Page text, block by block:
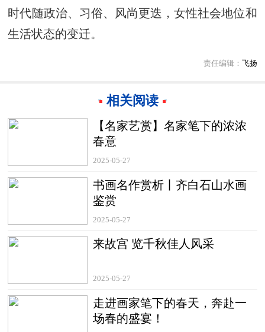
时代随政治、习俗、风尚更迭，女性社会地位和
生活状态的变迁。
责任编辑： 飞扬
相关阅读
【名家艺赏】名家笔下的浓浓
春意
2025-05-27
书画名作赏析丨齐白石山水画
鉴赏
2025-05-27
来故宫 览千秋佳人风采
2025-05-27
走进画家笔下的春天，奔赴一
场春的盛宴！